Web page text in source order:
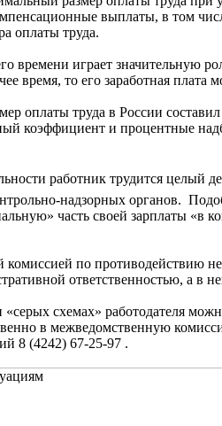
выплаты, в том
оплаты труда.
играет значительную
время, то его заработная
труда в России
коэффициент и процентные
работник трудится целый
надзорных органов.
часть своей зарплаты «в
по противодействию
ответственностью, а в
схемах» работодателя
в межведомственную
8 (4242) 67-25-97 .